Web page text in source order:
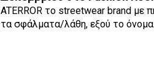
ATERROR το streetwear brand με
τα σφάλματα/λάθη, εξού το όνομα